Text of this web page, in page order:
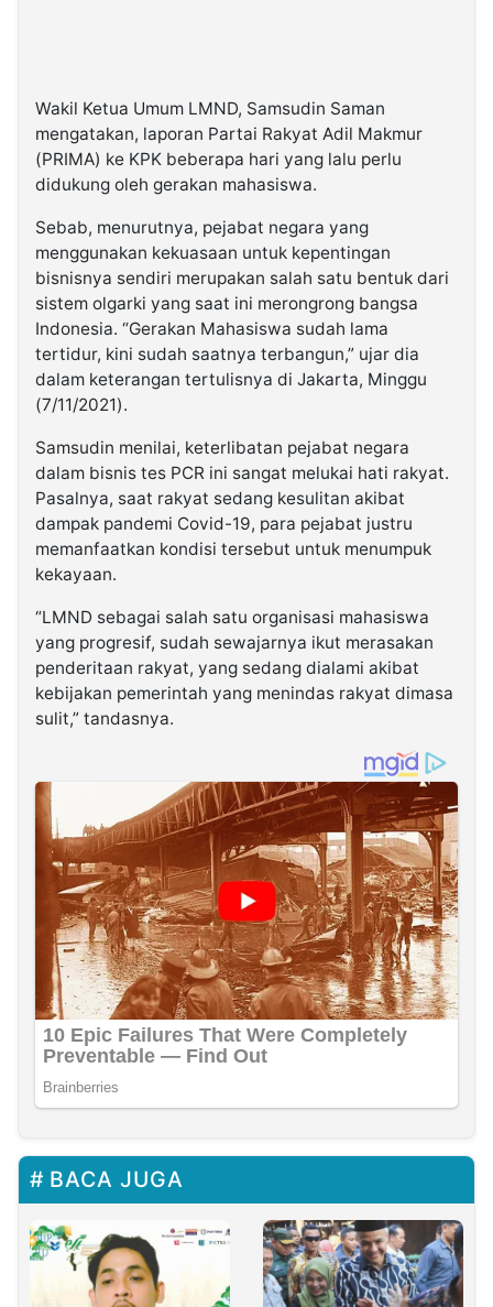
Wakil Ketua Umum LMND, Samsudin Saman
mengatakan, laporan Partai Rakyat Adil Makmur
(PRIMA) ke KPK beberapa hari yang lalu perlu
didukung oleh gerakan mahasiswa.
Sebab, menurutnya, pejabat negara yang
menggunakan kekuasaan untuk kepentingan
bisnisnya sendiri merupakan salah satu bentuk dari
sistem olgarki yang saat ini merongrong bangsa
Indonesia. “Gerakan Mahasiswa sudah lama
tertidur, kini sudah saatnya terbangun,” ujar dia
dalam keterangan tertulisnya di Jakarta, Minggu
(7/11/2021).
Samsudin menilai, keterlibatan pejabat negara
dalam bisnis tes PCR ini sangat melukai hati rakyat.
Pasalnya, saat rakyat sedang kesulitan akibat
dampak pandemi Covid-19, para pejabat justru
memanfaatkan kondisi tersebut untuk menumpuk
kekayaan.
“LMND sebagai salah satu organisasi mahasiswa
yang progresif, sudah sewajarnya ikut merasakan
penderitaan rakyat, yang sedang dialami akibat
kebijakan pemerintah yang menindas rakyat dimasa
sulit,” tandasnya.
BACA JUGA